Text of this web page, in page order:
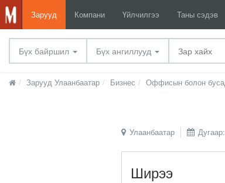
Зарууд Компани Үйлчилгээ Таны сэдэв
Бүх байршил Бүх ангиллууд
Зарууд Улаанбаатар Бизнес Оффисын болон
Улаанбаатар
Ширээ